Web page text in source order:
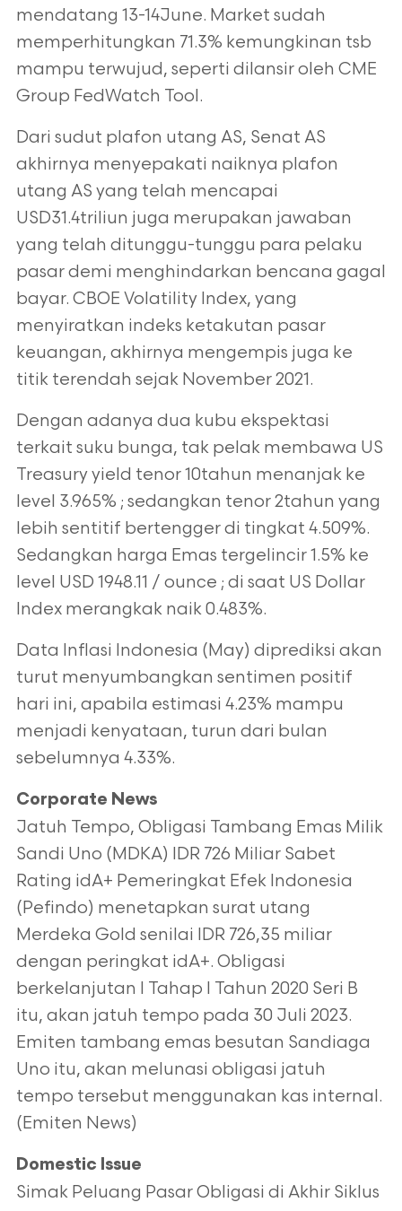
mendatang 13-14June. Market sudah
memperhitungkan 71.3% kemungkinan tsb
mampu terwujud, seperti dilansir oleh CME
Group FedWatch Tool.
Dari sudut plafon utang AS, Senat AS
akhirnya menyepakati naiknya plafon
utang AS yang telah mencapai
USD31.4triliun juga merupakan jawaban
yang telah ditunggu-tunggu para pelaku
pasar demi menghindarkan bencana gagal
bayar. CBOE Volatility Index, yang
menyiratkan indeks ketakutan pasar
keuangan, akhirnya mengempis juga ke
titik terendah sejak November 2021.
Dengan adanya dua kubu ekspektasi
terkait suku bunga, tak pelak membawa US
Treasury yield tenor 10tahun menanjak ke
level 3.965% ; sedangkan tenor 2tahun yang
lebih sentitif bertengger di tingkat 4.509%.
Sedangkan harga Emas tergelincir 1.5% ke
level USD 1948.11 / ounce ; di saat US Dollar
Index merangkak naik 0.483%.
Data Inflasi Indonesia (May) diprediksi akan
turut menyumbangkan sentimen positif
hari ini, apabila estimasi 4.23% mampu
menjadi kenyataan, turun dari bulan
sebelumnya 4.33%.
Corporate News
Jatuh Tempo, Obligasi Tambang Emas Milik
Sandi Uno (MDKA) IDR 726 Miliar Sabet
Rating idA+ Pemeringkat Efek Indonesia
(Pefindo) menetapkan surat utang
Merdeka Gold senilai IDR 726,35 miliar
dengan peringkat idA+. Obligasi
berkelanjutan I Tahap I Tahun 2020 Seri B
itu, akan jatuh tempo pada 30 Juli 2023.
Emiten tambang emas besutan Sandiaga
Uno itu, akan melunasi obligasi jatuh
tempo tersebut menggunakan kas internal.
(Emiten News)
Domestic Issue
Simak Peluang Pasar Obligasi di Akhir Siklus